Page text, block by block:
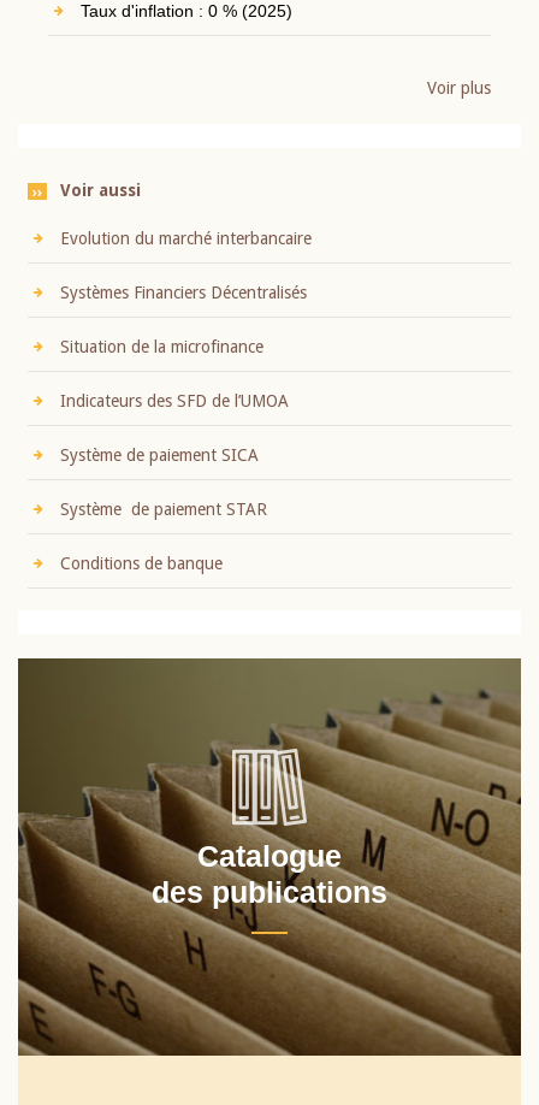
Taux d'inflation : 0 % (2025)
Voir plus
Voir aussi
Evolution du marché interbancaire
Systèmes Financiers Décentralisés
Situation de la microfinance
Indicateurs des SFD de l’UMOA
Système de paiement SICA
Système de paiement STAR
Conditions de banque
Catalogue
des publications